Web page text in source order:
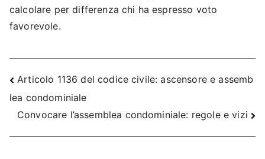
calcolare per differenza chi ha espresso voto
favorevole.
Navigazione
articoli
Articolo 1136 del codice civile: ascensore e assemb
lea condominiale
Convocare l’assemblea condominiale: regole e vizi